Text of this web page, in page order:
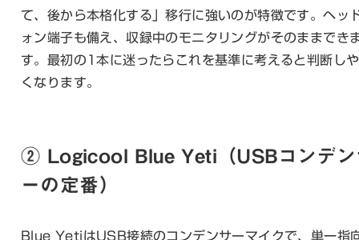
て、後から本格化する」移行に強いのが特徴です。ヘッ
ォン端子も備え、収録中のモニタリングがそのままでき
す。最初の1本に迷ったらこれを基準に考えると判断し
くなります。
② Logicool Blue Yeti（USBコンデン
ーの定番）
Blue YetiはUSB接続のコンデンサーマイクで、単一指